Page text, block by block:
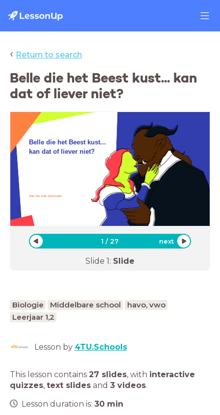
‹ Return to search
Belle die het Beest kust... kan
dat of liever niet?
Belle die het Beest kust...
kan dat of liever niet?
Een les over zoönosen
1 /27 next
Slide 1: Slide
Biologie Middelbare school
havo, vwo
Leerjaar 1,2
Lesson by 4TU.Schools
This lesson contains 27 slides, with interactive
quizzes, text slides and 3 videos.
Lesson duration is: 30 min